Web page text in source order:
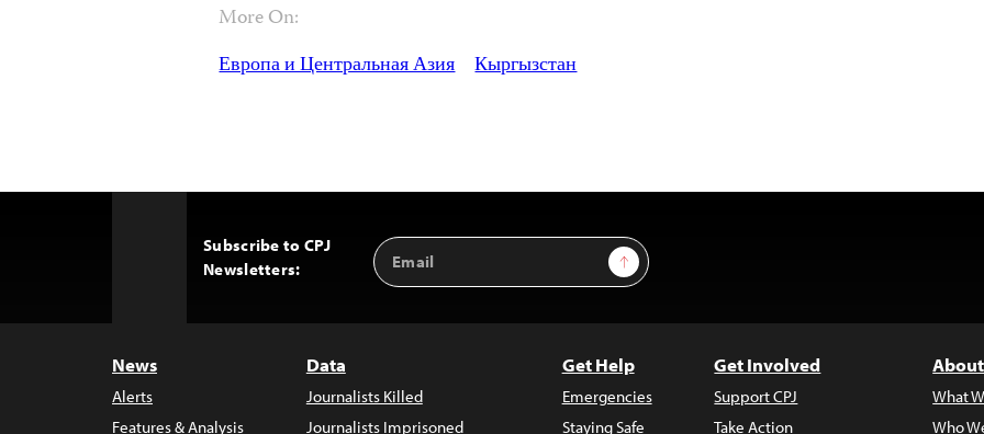
More On:
Европа и Центральная Азия Кыргызстан
Subscribe to CPJ
Newsletters:
Email
Address
Sign Up
News
Alerts
Features & Analysis
Data
Journalists Killed
Journalists Imprisoned
Get Help
Emergencies
Staying Safe
Get Involved
Support CPJ
Take Action
What
Who